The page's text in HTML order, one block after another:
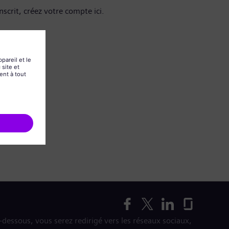
créez votre compte ici.
vous serez redirigé vers les réseaux sociaux,